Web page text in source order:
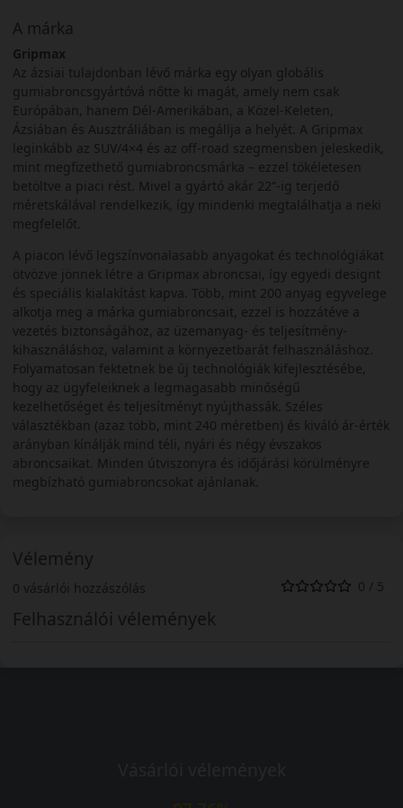
A márka
Gripmax
Az ázsiai tulajdonban lévő márka egy olyan globális
gumiabroncsgyártóvá nőtte ki magát, amely nem csak
Európában, hanem Dél-Amerikában, a Közel-Keleten,
Ázsiában és Ausztráliában is megállja a helyét. A Gripmax
leginkább az SUV/4×4 és az off-road szegmensben jeleskedik,
mint megfizethető gumiabroncsmárka – ezzel tökéletesen
betöltve a piaci rést. Mivel a gyártó akár 22”-ig terjedő
méretskálával rendelkezik, így mindenki megtalálhatja a neki
megfelelőt.
A piacon lévő legszínvonalasabb anyagokat és technológiákat
ötvözve jönnek létre a Gripmax abroncsai, így egyedi designt
és speciális kialakítást kapva. Több, mint 200 anyag egyvelege
alkotja meg a márka gumiabroncsait, ezzel is hozzátéve a
vezetés biztonságához, az üzemanyag- és teljesítmény-
kihasználáshoz, valamint a környezetbarát felhasználáshoz.
Folyamatosan fektetnek be új technológiák kifejlesztésébe,
hogy az ügyfeleiknek a legmagasabb minőségű
kezelhetőséget és teljesítményt nyújthassák. Széles
választékban (azaz több, mint 240 méretben) és kiváló ár-érték
arányban kínálják mind téli, nyári és négy évszakos
abroncsaikat. Minden útviszonyra és időjárási körülményre
megbízható gumiabroncsokat ajánlanak.
Vélemény
0 vásárlói hozzászólás 0 / 5
Felhasználói vélemények